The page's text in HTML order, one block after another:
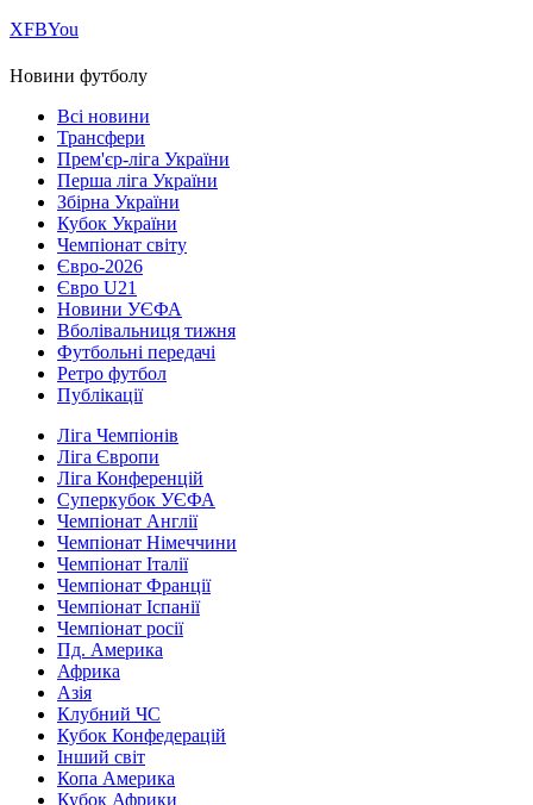
ХFBYou
Новини футболу
Всі новини
Трансфери
Прем'єр-ліга України
Перша ліга України
Збірна України
Кубок України
Чемпіонат світу
Євро-2026
Євро U21
Новини УЄФА
Вболівальниця тижня
Футбольні передачі
Ретро футбол
Публікації
Ліга Чемпіонів
Ліга Європи
Ліга Конференцій
Суперкубок УЄФА
Чемпіонат Англії
Чемпіонат Німеччини
Чемпіонат Італії
Чемпіонат Франції
Чемпіонат Іспанії
Чемпіонат росії
Пд. Америка
Африка
Азія
Клубний ЧС
Кубок Конфедерацій
Інший світ
Копа Америка
Кубок Африки